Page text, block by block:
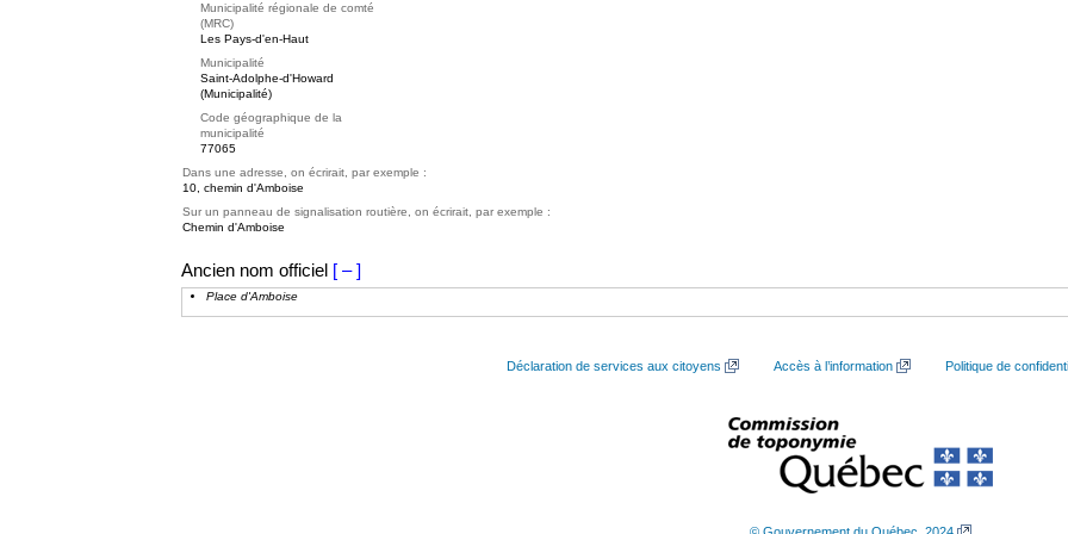
Municipalité régionale de comté
(MRC)
Les Pays-d'en-Haut
Municipalité
Saint-Adolphe-d'Howard
(Municipalité)
Code géographique de la
municipalité
77065
Dans une adresse, on écrirait, par exemple :
10, chemin d'Amboise
Sur un panneau de signalisation routière, on écrirait, par exemple :
Chemin d'Amboise
Ancien nom officiel [ – ]
Place d'Amboise
Déclaration de services aux citoyens Accès à l’information Politique de